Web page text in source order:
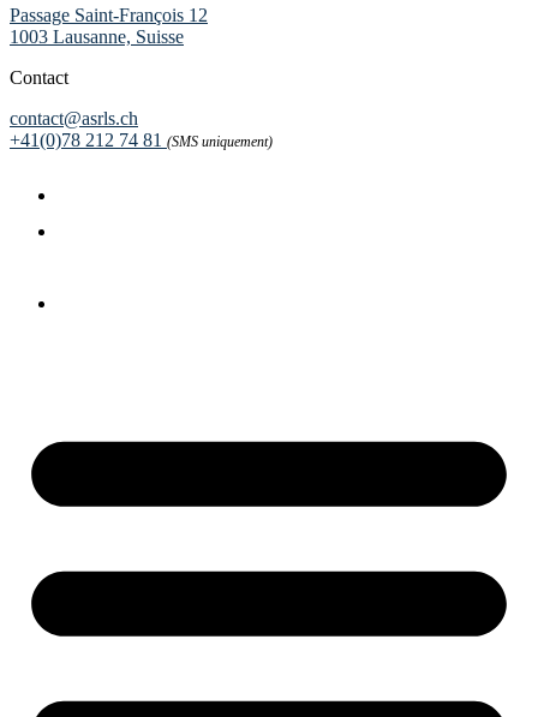
Passage Saint-François 12
1003 Lausanne, Suisse
Contact
contact@asrls.ch
+41(0)78 212 74 81 (SMS uniquement)